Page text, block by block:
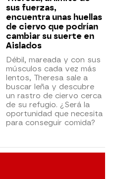
sus fuerzas,
encuentra unas huellas
de ciervo que podrían
cambiar su suerte en
Aislados
Débil, mareada y con sus
músculos cada vez más
lentos, Theresa sale a
buscar leña y descubre
un rastro de ciervo cerca
de su refugio. ¿Será la
oportunidad que necesita
para conseguir comida?